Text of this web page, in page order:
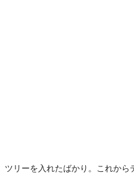
ツリーを入れたばかり。これから